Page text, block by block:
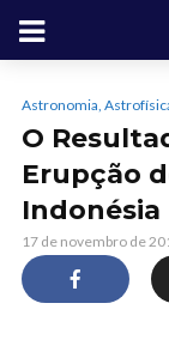
Astronomia,
O
Erupção
Indonésia
17 de novembro de